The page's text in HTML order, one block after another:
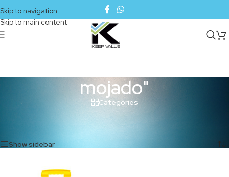
Skip to navigation
Skip to main content
mojado"
Categories
Productos etiquetados “mojado"”
Show sidebar